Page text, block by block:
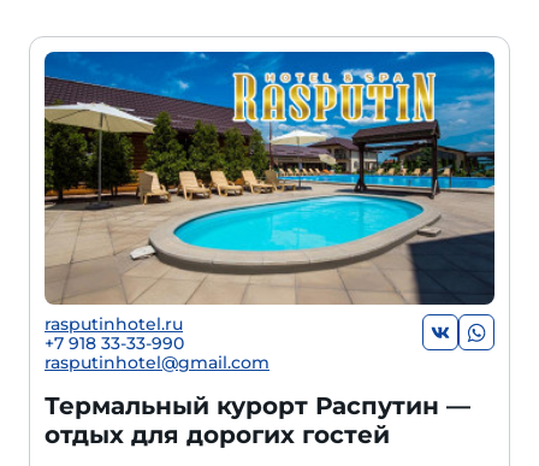
rasputinhotel.ru
+7 918 33-33-990
rasputinhotel@gmail.com
Термальный курорт Распутин —
отдых для дорогих гостей